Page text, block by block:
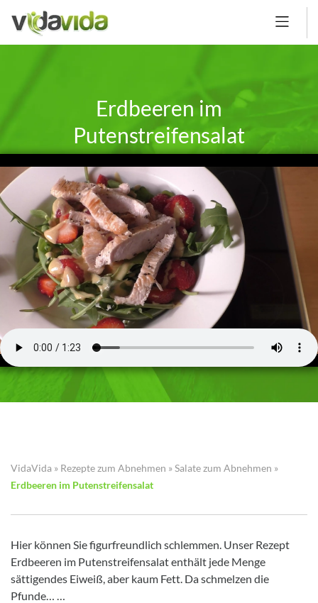
Erdbeeren im
Putenstreifensalat
VidaVida » Rezepte zum Abnehmen »Salate zum Abnehmen »
Erdbeeren im Putenstreifensalat
Hier können Sie figurfreundlich schlemmen. Unser Rezept
Erdbeeren im Putenstreifensalat enthält jede Menge
sättigendes Eiweiß, aber kaum Fett. Da schmelzen die
Pfunde… …